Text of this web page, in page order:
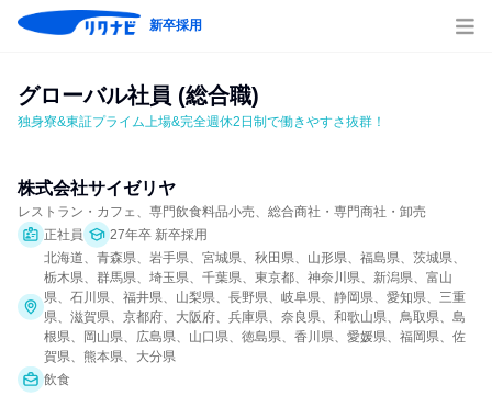
新卒採用
グローバル社員 (総合職)
独身寮&東証プライム上場&完全週休2日制で働きやすさ抜群！
株式会社サイゼリヤ
レストラン・カフェ、専門飲食料品小売、総合商社・専門商社・卸売
正社員
27年卒 新卒採用
北海道、青森県、岩手県、宮城県、秋田県、山形県、福島県、茨城県、
栃木県、群馬県、埼玉県、千葉県、東京都、神奈川県、新潟県、富山
県、石川県、福井県、山梨県、長野県、岐阜県、静岡県、愛知県、三重
県、滋賀県、京都府、大阪府、兵庫県、奈良県、和歌山県、鳥取県、島
根県、岡山県、広島県、山口県、徳島県、香川県、愛媛県、福岡県、佐
賀県、熊本県、大分県
飲食